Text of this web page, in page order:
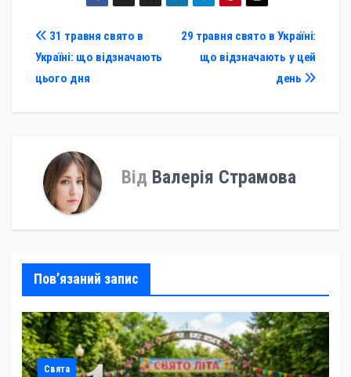
Навігація
записів
29 травня свято в Україні:
що відзначають у цей
день
31 травня свято в
Україні: що відзначають
цього дня
Від Валерія Страмова
Пов’язаний запис
Свята